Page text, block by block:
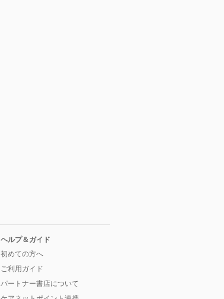
ヘルプ＆ガイド
初めての方へ
ご利用ガイド
パートナー書店について